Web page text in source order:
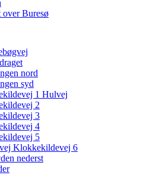
Buresø
nord
syd
1 Hulvej
2
3
4
5
Klokkekildevej 6
nederst